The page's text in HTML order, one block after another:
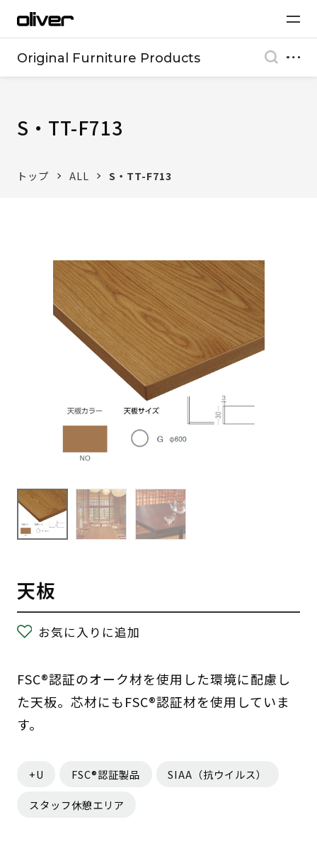
Original Furniture Products
S・TT-F713
トップ ALL S・TT-F713
天板
お気に入りに追加
FSC®認証のオーク材を使用した環境に配慮し
た天板。芯材にもFSC®認証材を使用していま
す。
+U FSC®認証製品 SIAA（抗ウイルス）
スタッフ休憩エリア